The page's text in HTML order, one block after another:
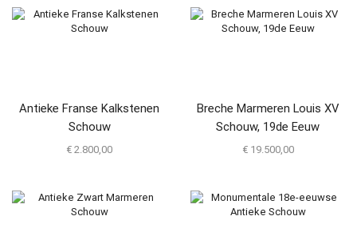
Antieke Franse Kalkstenen
Schouw
€ 2.800,00
Breche Marmeren Louis XV
Schouw, 19de Eeuw
€19.500,00